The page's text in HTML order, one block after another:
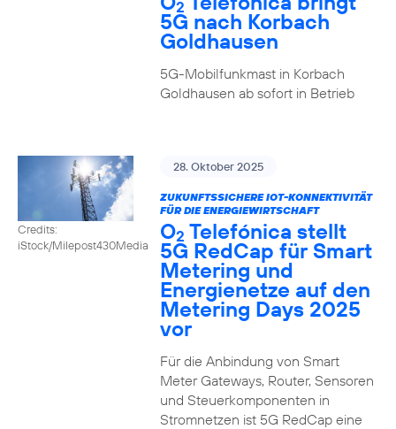
2
5G nach Korbach
Goldhausen
5G-Mobilfunkmast in Korbach
Goldhausen ab sofort in Betrieb
Credits:
iStock/Milepost430Media
28. Oktober 2025
ZUKUNFTSSICHERE IOT-KONNEKTIVITÄT
FÜR DIE ENERGIEWIRTSCHAFT
O2 Telefónica stellt
5G RedCap für Smart
Metering und
Energienetze auf den
Metering Days 2025
vor
Für die Anbindung von Smart
Meter Gateways, Router, Sensoren
und Steuerkomponenten in
Stromnetzen ist 5G RedCap eine